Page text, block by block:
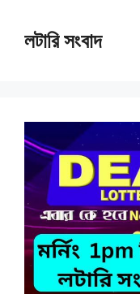
contentলটারি সংবাদ